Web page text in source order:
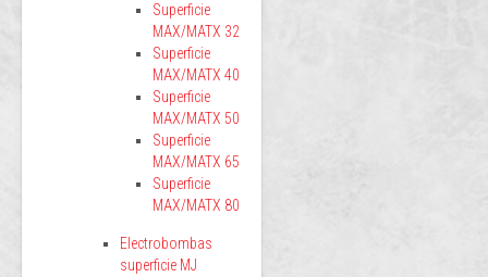
Superficie
MAX/MATX 32
Superficie
MAX/MATX 40
Superficie
MAX/MATX 50
Superficie
MAX/MATX 65
Superficie
MAX/MATX 80
Electrobombas
superficie MJ